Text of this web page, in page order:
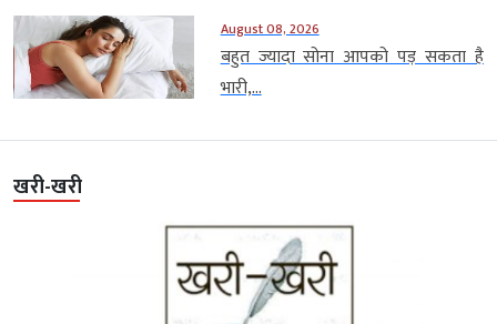
August 08, 2026
बहुत ज्यादा सोना आपको पड़ सकता है
भारी,...
खरी-खरी